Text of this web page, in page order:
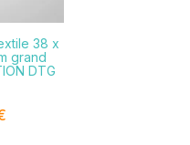
38 x
grand
DTG